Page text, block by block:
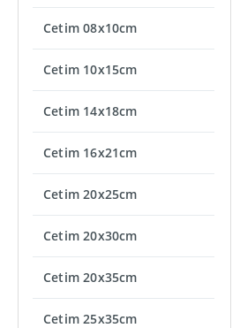
Cetim 08x10cm
Cetim 10x15cm
Cetim 14x18cm
Cetim 16x21cm
Cetim 20x25cm
Cetim 20x30cm
Cetim 20x35cm
Cetim 25x35cm